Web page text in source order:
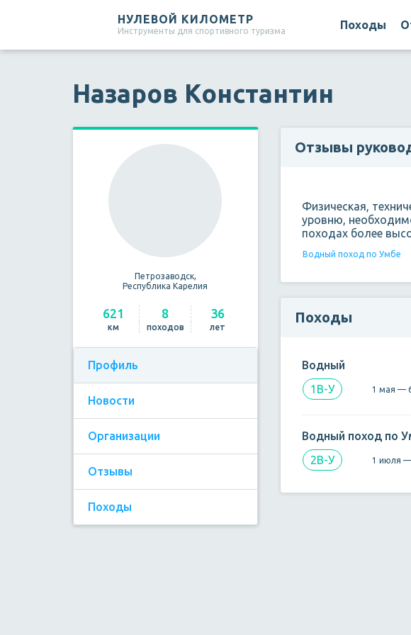
НУЛЕВОЙ КИЛОМЕТР
Инструменты для спортивного туризма Походы
Назаров Константин
Петрозаводск,
Республика Карелия
621 8 36
км походов лет
Профиль
Новости
Организации
Отзывы
Походы
Отзывы
Физическая,
уровню,
походах более
Водный поход по Умбе
Походы
Водный
1В-У
1 мая —
Водный поход по
2В-У
1 июля —